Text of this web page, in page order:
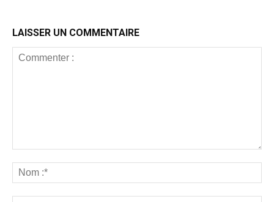
LAISSER UN COMMENTAIRE